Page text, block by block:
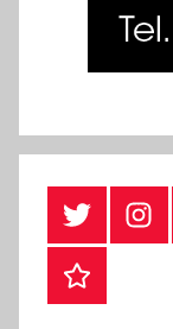
#Twitter
Webshop